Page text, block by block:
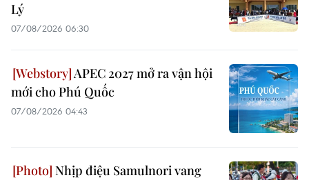
Lý
07/08/2026 06:30
APEC 2027 mở ra vận hội
mới cho Phú Quốc
07/08/2026 04:43
Nhịp điệu Samulnori vang